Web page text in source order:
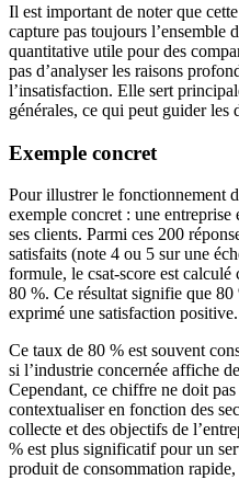
Il est important de noter que
capture pas toujours l’ensemble
quantitative utile pour des
pas d’analyser les raisons
l’insatisfaction. Elle sert
générales, ce qui peut guider les
Exemple concret
Pour illustrer le fonctionnement
exemple concret : une entreprise
ses clients. Parmi ces 200
satisfaits (note 4 ou 5 sur une
formule, le csat-score est
80 %. Ce résultat signifie que
exprimé une satisfaction positive.
Ce taux de 80 % est souvent
si l’industrie concernée affiche
Cependant, ce chiffre ne doit
contextualiser en fonction des
collecte et des objectifs de
% est plus significatif pour un
produit de consommation